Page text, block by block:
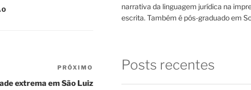
Próximo
post
PRÓXIMO
extrema em São Luiz
narrativa da linguagem jurídica na
escrita. Também é pós-graduado em
Posts recentes